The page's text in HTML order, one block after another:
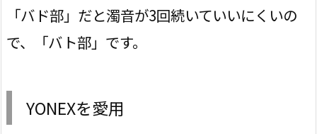
「バド部」だと濁音が3回続いていいにくいの
で、「バト部」です。
YONEXを愛用